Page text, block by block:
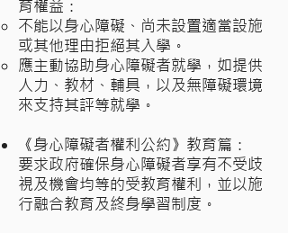
育權益：
​不能以身心障礙、尚未設置適當設施
或其他理由拒絕其入學。
應主動協助身心障礙者就學，如提供
人力、教材、輔具，以及無障礙環境
來支持其評等就學。
《身心障礙者權利公約》教育篇：
要求政府確保身心障礙者享有不受歧
視及機會均等的受教育權利，並以施
行融合教育及終身學習制度。